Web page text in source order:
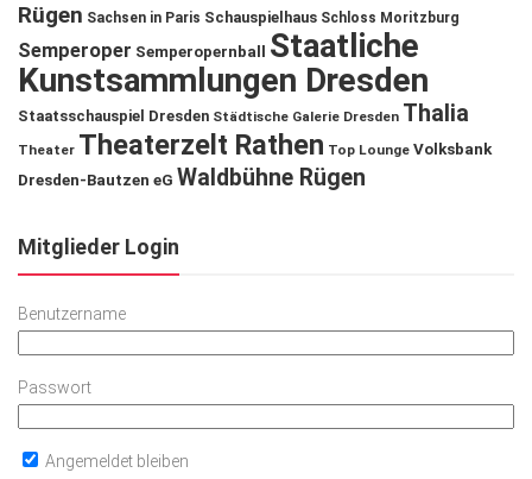
Rügen Sachsen in Paris Schauspielhaus Schloss Moritzburg
Semperoper Semperopernball
Staatliche
Kunstsammlungen Dresden
Staatsschauspiel Dresden Städtische Galerie Dresden Thalia
Theater Theaterzelt Rathen Top Lounge Volksbank
Dresden-Bautzen eG Waldbühne Rügen
Mitglieder Login
Benutzername
Passwort
Angemeldet bleiben